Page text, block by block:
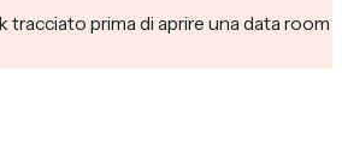
tracciato prima di aprire una data room